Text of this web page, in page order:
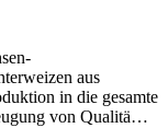
aus
in die gesamte
von Qualitä…